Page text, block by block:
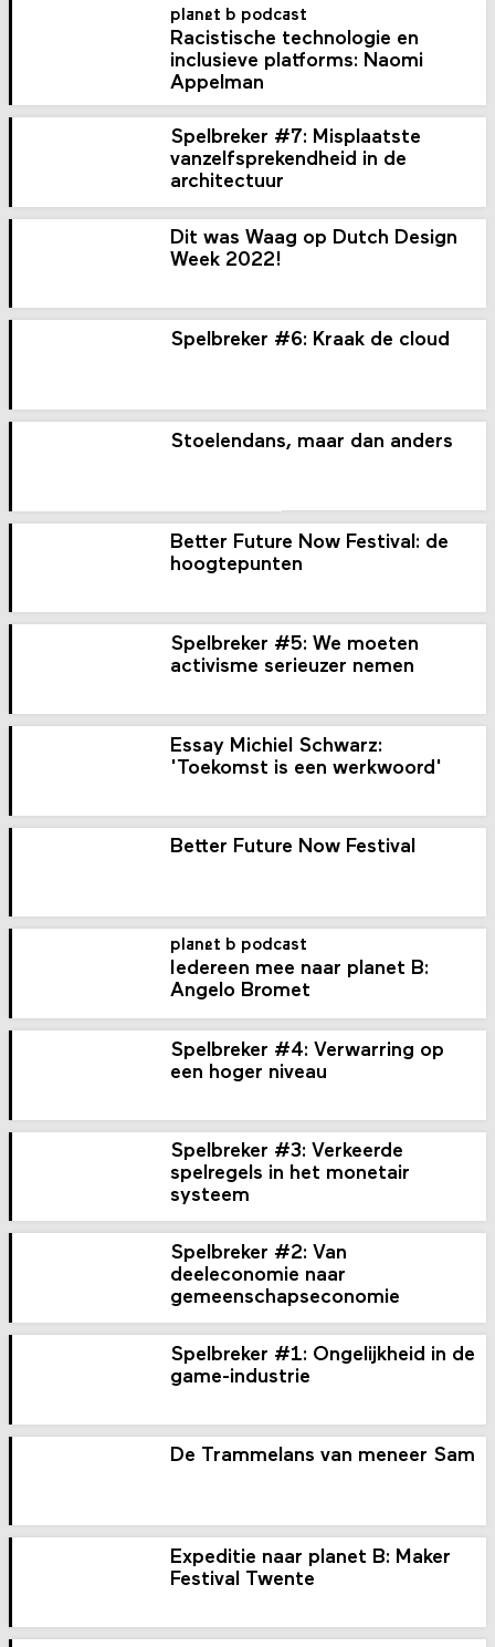
planet b podcast
Racistische technologie en
inclusieve platforms: Naomi
Appelman
Spelbreker #7: Misplaatste
vanzelfsprekendheid in de
architectuur
Dit was Waag op Dutch Design
Week 2022!
Spelbreker #6: Kraak de cloud
Stoelendans, maar dan anders
Better Future Now Festival: de
hoogtepunten
Spelbreker #5: We moeten
activisme serieuzer nemen
Essay Michiel Schwarz:
'Toekomst is een werkwoord'
Better Future Now Festival
planet b podcast
Iedereen mee naar planet B:
Angelo Bromet
Spelbreker #4: Verwarring op
een hoger niveau
Spelbreker #3: Verkeerde
spelregels in het monetair
systeem
Spelbreker #2: Van
deeleconomie naar
gemeenschaps­economie
Spelbreker #1: Ongelijkheid in de
game-industrie
De Trammelans van meneer Sam
Expeditie naar planet B: Maker
Festival Twente